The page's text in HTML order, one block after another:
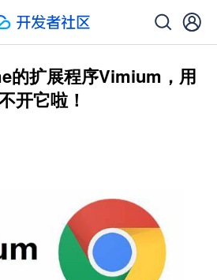
的扩展程序Vimium，用
开它啦！